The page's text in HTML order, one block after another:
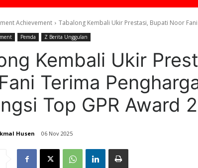
Achievement Tabalong Kembali Ukir Prestasi, Bupati Noor
Pemda Z Berita Unggulan
Kembali Ukir
Terima
Top GPR Award
Husen 06 Nov 2025